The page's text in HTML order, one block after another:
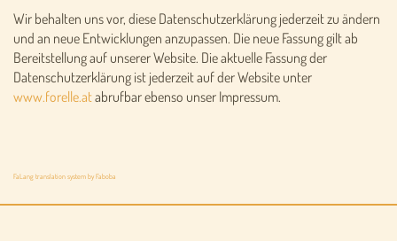
Wir behalten uns vor, diese Datenschutzerklärung jederzeit zu ändern
und an neue Entwicklungen anzupassen. Die neue Fassung gilt ab
Bereitstellung auf unserer Website. Die aktuelle Fassung der
Datenschutzerklärung ist jederzeit auf der Website unter
www.forelle.atabrufbar ebenso unser Impressum.
FaLang translation system by Faboba